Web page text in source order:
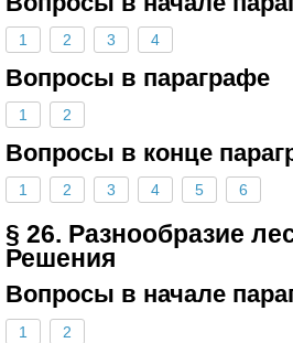
1 2 3 4
Вопросы в параграфе
1 2
Вопросы в конце
1 2 3 4 5 6
§ 26. Разнообразие
Решения
Вопросы в начале
1 2